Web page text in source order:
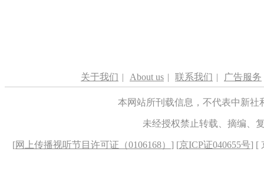
关于我们 | About us | 联系我们 | 广告服务
本网站所刊载信息，不代表中新
未经授权禁止转载、摘编、
[网上传播视听节目许可证（0106168） ] [京ICP证040655号] [